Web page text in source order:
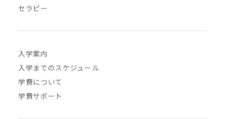
セラピー
入学案内
入学までのスケジュール
学費について
学費サポート